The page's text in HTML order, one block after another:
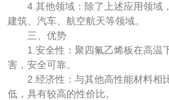
4.其他领域：除了上述应用领域
建筑、汽车、航空航天等领域。
三、优势
1.安全性：聚四氟乙烯板在高温
害，安全可靠。
2.经济性：与其他高性能材料相
低，具有较高的性价比。